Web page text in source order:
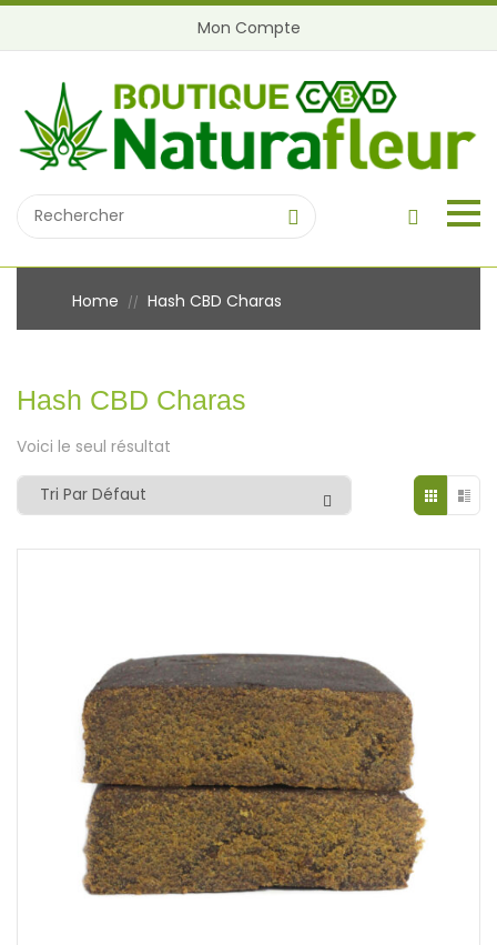
Mon Compte
Home // Hash CBD Charas
Hash CBD Charas
Voici le seul résultat